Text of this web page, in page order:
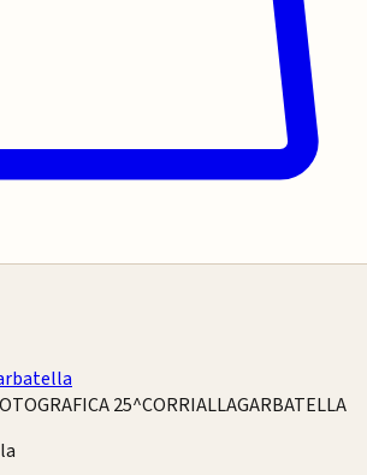
25^CORRIALLAGARBATELLA